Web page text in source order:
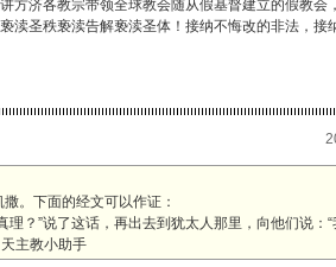
方济各教宗带领全球教会随从假基督建立的假教会
渎圣秩亵渎告解亵渎圣体！接纳不悔改的非法，接
。下面的经文可以作证：
理？”说了这话，再出去到犹太人那里，向他们说：
主教小助手